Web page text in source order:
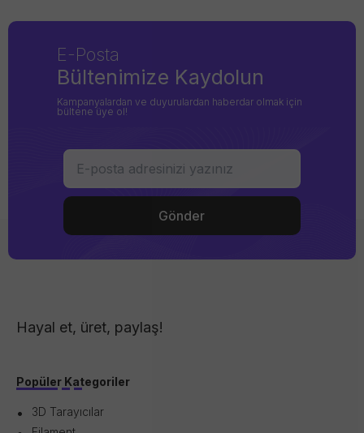
E-Posta
Bültenimize Kaydolun
Kampanyalardan ve duyurulardan haberdar olmak için
bültene üye ol!
Hayal et, üret, paylaş!
Popüler Kategoriler
3D Tarayıcılar